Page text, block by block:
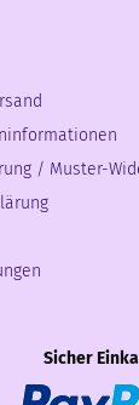
/ Muster-
Sicher